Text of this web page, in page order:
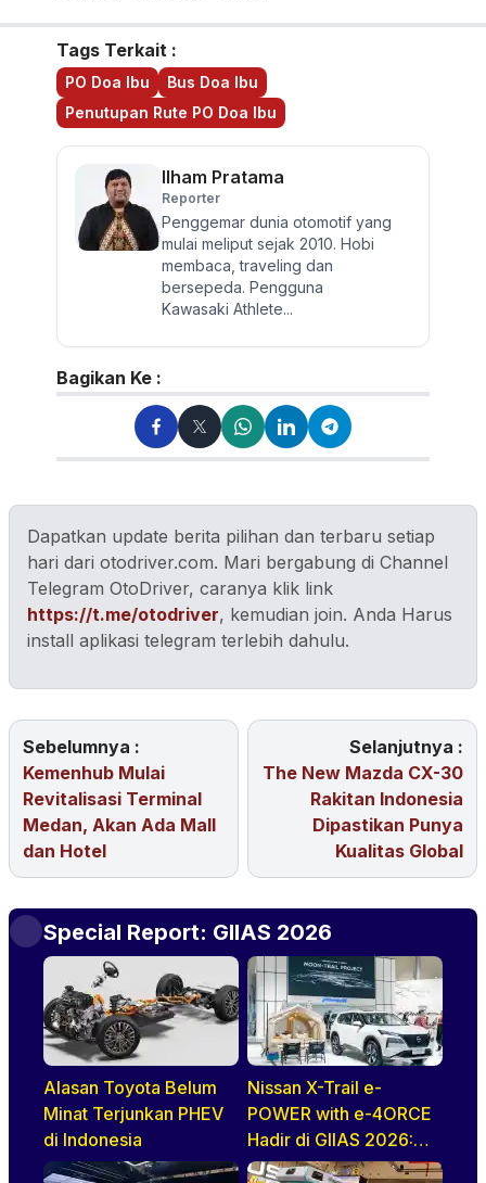
Tags Terkait :
PO Doa Ibu
Bus Doa Ibu
Penutupan Rute PO Doa Ibu
Ilham Pratama
Reporter
Penggemar dunia otomotif yang
mulai meliput sejak 2010. Hobi
membaca, traveling dan
bersepeda. Pengguna
Kawasaki Athlete...
Bagikan Ke :
Dapatkan update berita pilihan dan terbaru setiap
hari dari otodriver.com. Mari bergabung di Channel
Telegram OtoDriver, caranya klik link
https://t.me/otodriver, kemudian join. Anda Harus
install aplikasi telegram terlebih dahulu.
Sebelumnya :
Kemenhub Mulai
Revitalisasi Terminal
Medan, Akan Ada Mall
dan Hotel
Selanjutnya :
The New Mazda CX-30
Rakitan Indonesia
Dipastikan Punya
Kualitas Global
Special Report: GIIAS 2026
Alasan Toyota Belum
Minat Terjunkan PHEV
di Indonesia
Nissan X-Trail e-
POWER with e-4ORCE
Hadir di GIIAS 2026:
Performa,